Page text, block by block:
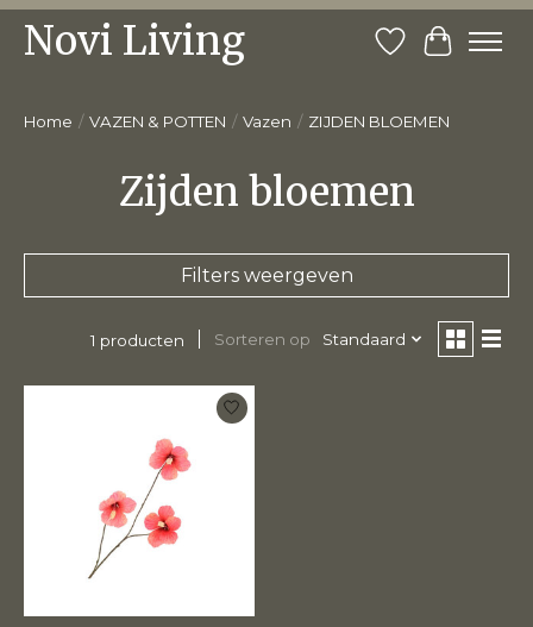
Novi Living Verlanglijst
Home / VAZEN & POTTEN / Vazen / ZIJDEN BLOEMEN
Zijden bloemen
Filters weergeven
1 producten Sorteren op Standaard